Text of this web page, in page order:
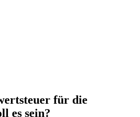
für die
es sein?